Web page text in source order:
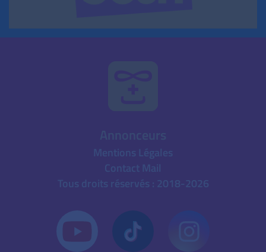
Mentions Légales
Contact Mail
Tous droits réservés : 2018-2026